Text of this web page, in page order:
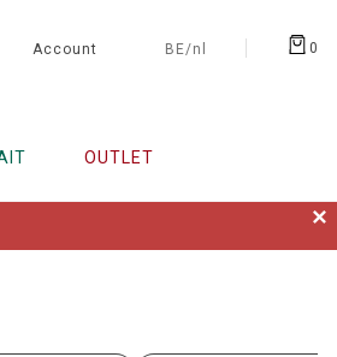
Account BE/nl 0
OUTLET
✕